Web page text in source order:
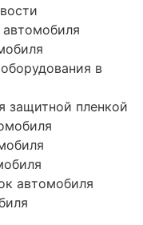
в
защитной пленкой
автомобиля